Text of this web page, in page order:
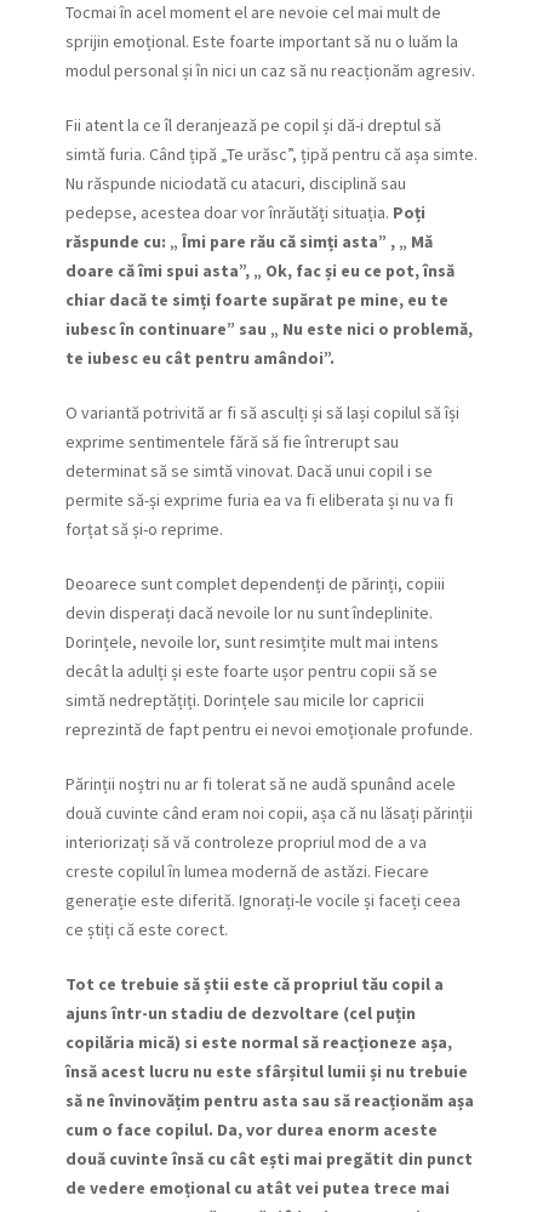
Tocmai în acel moment el are nevoie cel mai mult de
sprijin emoțional. Este foarte important să nu o luăm la
modul personal și în nici un caz să nu reacționăm agresiv.
Fii atent la ce îl deranjează pe copil și dă-i dreptul să
simtă furia. Când țipă „Te urăsc”, țipă pentru că așa simte.
Nu răspunde niciodată cu atacuri, disciplină sau
pedepse, acestea doar vor înrăutăți situația. Poți
răspunde cu: „ Îmi pare rău că simți asta” , „ Mă
doare că îmi spui asta”, „ Ok, fac și eu ce pot, însă
chiar dacă te simți foarte supărat pe mine, eu te
iubesc în continuare” sau „ Nu este nici o problemă,
te iubesc eu cât pentru amândoi”.
O variantă potrivită ar fi să asculți și să lași copilul să își
exprime sentimentele fără să fie întrerupt sau
determinat să se simtă vinovat. Dacă unui copil i se
permite să-și exprime furia ea va fi eliberata și nu va fi
forțat să și-o reprime.
Deoarece sunt complet dependenți de părinți, copiii
devin disperați dacă nevoile lor nu sunt îndeplinite.
Dorințele, nevoile lor, sunt resimțite mult mai intens
decât la adulți și este foarte ușor pentru copii să se
simtă nedreptățiți. Dorințele sau micile lor capricii
reprezintă de fapt pentru ei nevoi emoționale profunde.
Părinții noștri nu ar fi tolerat să ne audă spunând acele
două cuvinte când eram noi copii, așa că nu lăsați părinții
interiorizați să vă controleze propriul mod de a va
creste copilul în lumea modernă de astăzi. Fiecare
generație este diferită. Ignorați-le vocile și faceți ceea
ce știți că este corect.
Tot ce trebuie să știi este că propriul tău copil a
ajuns într-un stadiu de dezvoltare (cel puțin
copilăria mică) si este normal să reacționeze așa,
însă acest lucru nu este sfârșitul lumii și nu trebuie
să ne învinovățim pentru asta sau să reacționăm așa
cum o face copilul. Da, vor durea enorm aceste
două cuvinte însă cu cât ești mai pregătit din punct
de vedere emoțional cu atât vei putea trece mai